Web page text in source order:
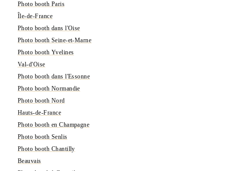
Photo booth Paris
Île-de-France
Photo booth dans l'Oise
Photo booth Seine-et-Marne
Photo booth Yvelines
Val-d'Oise
Photo booth dans l'Essonne
Photo booth Normandie
Photo booth Nord
Hauts-de-France
Photo booth en Champagne
Photo booth Senlis
Photo booth Chantilly
Beauvais